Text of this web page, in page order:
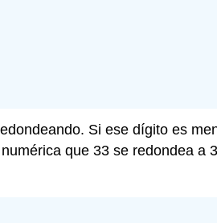
Si ese dígito es
que 33 se redondea a